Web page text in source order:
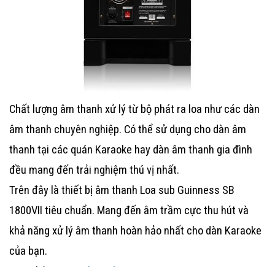
Chất lượng âm thanh xử lý từ bộ phát ra loa như các dàn
âm thanh chuyên nghiệp. Có thể sử dụng cho dàn âm
thanh tại các quán Karaoke hay dàn âm thanh gia đình
đều mang đến trải nghiệm thú vị nhất.
Trên đây là thiết bị âm thanh Loa sub Guinness SB
1800VII tiêu chuẩn. Mang đến âm trầm cực thu hút và
khả năng xử lý âm thanh hoàn hảo nhất cho dàn Karaoke
của bạn.